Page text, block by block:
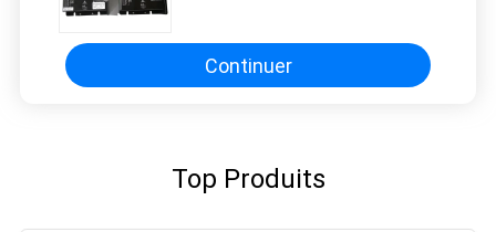
Continuer
Top Produits